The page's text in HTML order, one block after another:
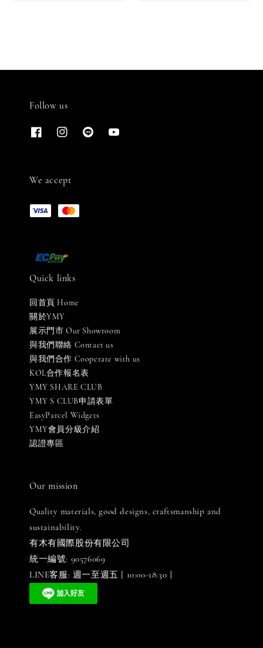
Follow us
We accept
Quick links
回首頁 Home
關於YMY
展示門市 Our Showroom
與我們聯絡 Contact us
與我們合作 Cooperate with us
KOL合作報名表
YMY SHARE CLUB
YMY S CLUB申請表單
EasyParcel Widgets
YMY會員分級介紹
認證專區
Our mission
Quality materials, good designs, craftsmanship and
sustainability.
有木有國際股份有限公司
統一編號: 90576069
LINE客服: 週一至週五 [ 10:00-18:30 ]